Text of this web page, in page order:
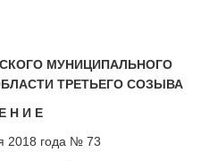
город чище, а
МУНИЦИПАЛЬНОГО
ТРЕТЬЕГО СОЗЫВА
Н И Е
2018 года № 73